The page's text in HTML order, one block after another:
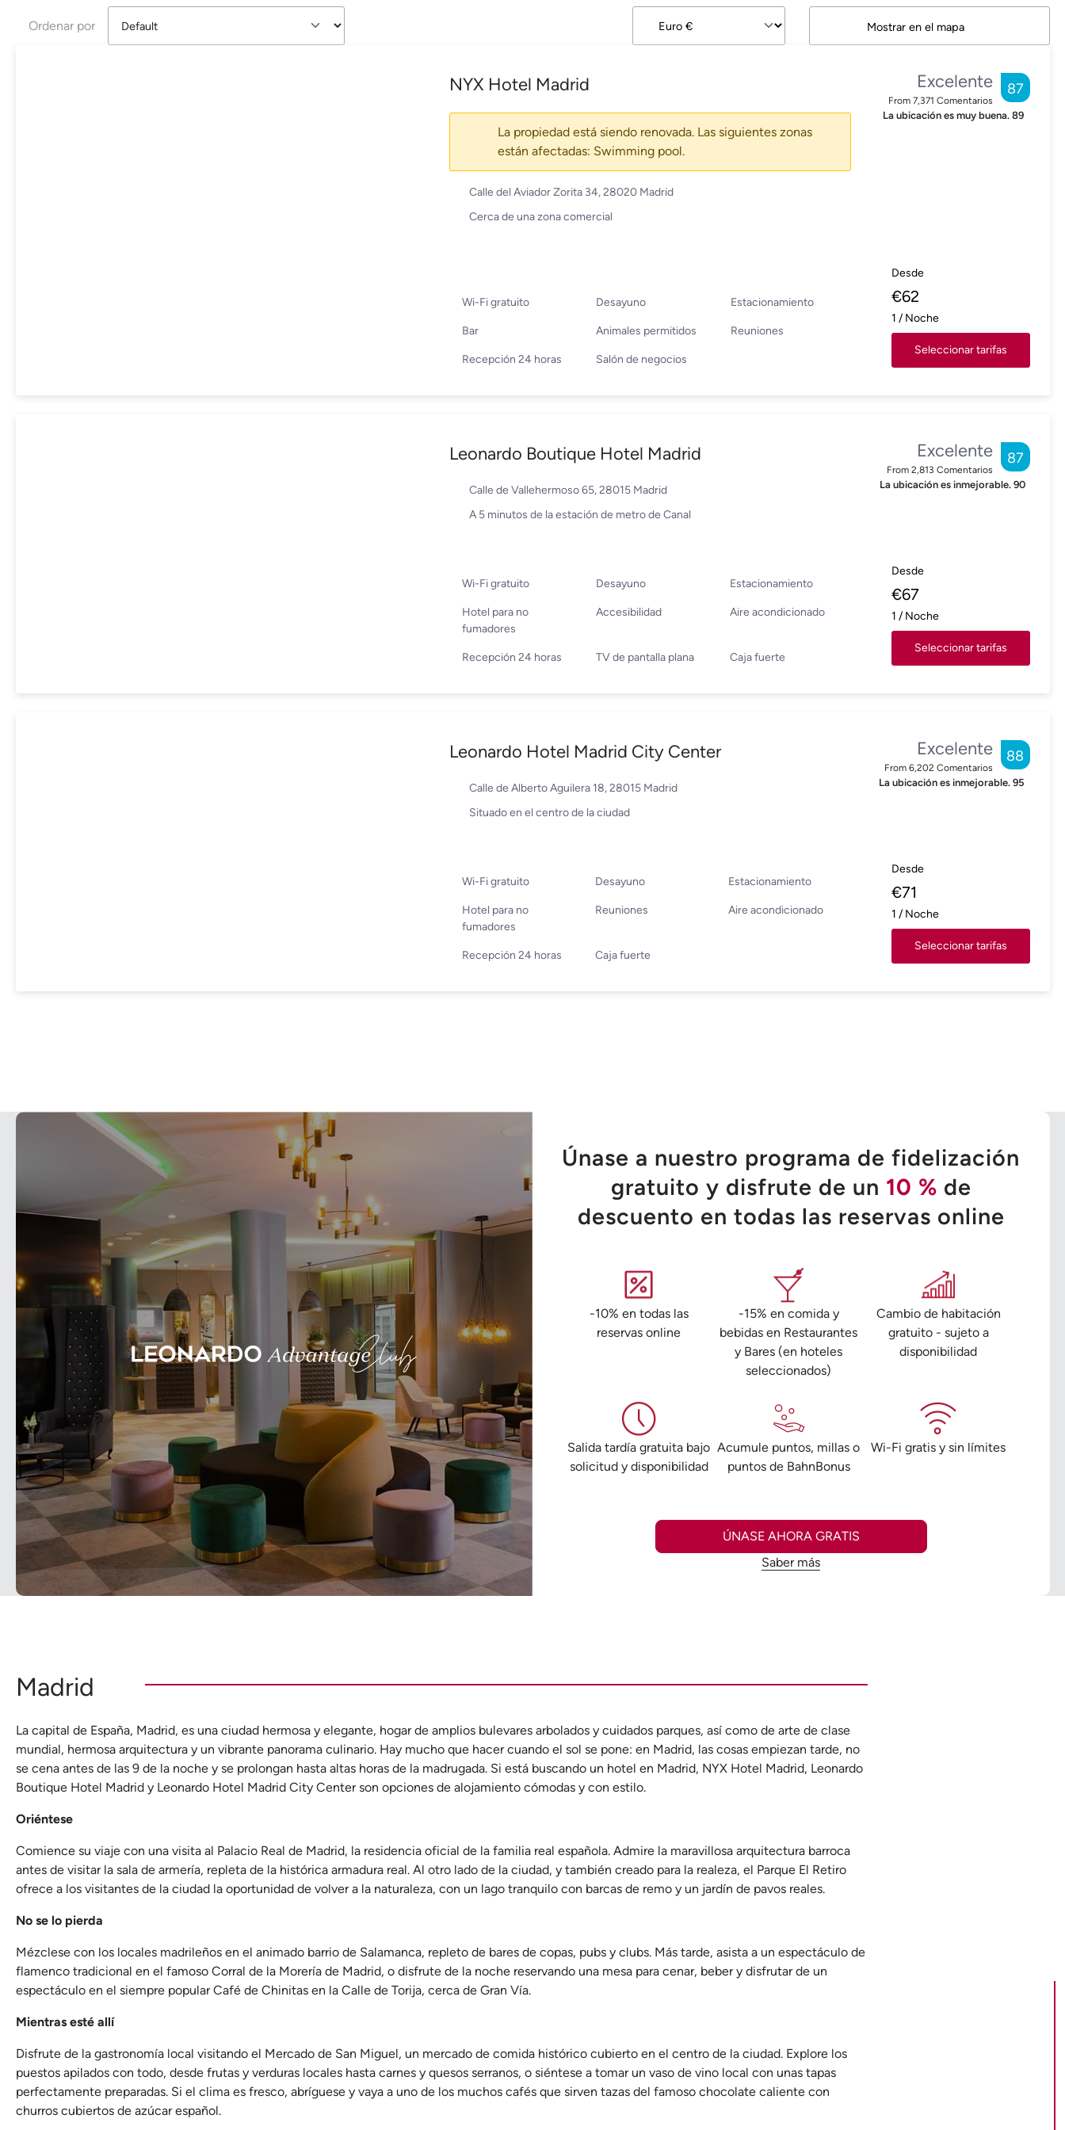
Ordenar por Mostrar en el mapa
NYX Hotel Madrid
La propiedad está siendo renovada. Las siguientes zonas
están afectadas: Swimming pool.
Calle del Aviador Zorita 34, 28020 Madrid
Cerca de una zona comercial
Excelente
From 7,371 Comentarios
87
La ubicación es muy buena. 89
Wi-Fi gratuito Desayuno Estacionamiento
Bar Animales permitidos Reuniones
Recepción 24 horas Salón de negocios
Desde
€62
1 / Noche
Seleccionar tarifas
Leonardo Boutique Hotel Madrid
Calle de Vallehermoso 65, 28015 Madrid
A 5 minutos de la estación de metro de Canal
Excelente
From 2,813 Comentarios
87
La ubicación es inmejorable. 90
Wi-Fi gratuito Desayuno Estacionamiento
Hotel para no
fumadores
Accesibilidad Aire acondicionado
Recepción 24 horas TV de pantalla plana Caja fuerte
Desde
€67
1 / Noche
Seleccionar tarifas
Leonardo Hotel Madrid City Center
Calle de Alberto Aguilera 18, 28015 Madrid
Situado en el centro de la ciudad
Excelente
From 6,202 Comentarios
88
La ubicación es inmejorable. 95
Wi-Fi gratuito Desayuno Estacionamiento
Hotel para no
fumadores
Reuniones Aire acondicionado
Recepción 24 horas Caja fuerte
Desde
€71
1 / Noche
Seleccionar tarifas
Únase a nuestro programa de fidelización
gratuito y disfrute de un 10 % de
descuento en todas las reservas online
-10% en todas las
reservas online
-15% en comida y
bebidas en Restaurantes
y Bares (en hoteles
seleccionados)
Cambio de habitación
gratuito - sujeto a
disponibilidad
Salida tardía gratuita bajo
solicitud y disponibilidad
Acumule puntos, millas o
puntos de BahnBonus
Wi-Fi gratis y sin límites
ÚNASE AHORA GRATIS
Saber más
Madrid
La capital de España, Madrid, es una ciudad hermosa y elegante, hogar de amplios bulevares arbolados y cuidados parques, así como de arte de clase
mundial, hermosa arquitectura y un vibrante panorama culinario. Hay mucho que hacer cuando el sol se pone: en Madrid, las cosas empiezan tarde, no
se cena antes de las 9 de la noche y se prolongan hasta altas horas de la madrugada. Si está buscando un hotel en Madrid, NYX Hotel Madrid, Leonardo
Boutique Hotel Madrid y Leonardo Hotel Madrid City Center son opciones de alojamiento cómodas y con estilo.
Oriéntese
Comience su viaje con una visita al Palacio Real de Madrid, la residencia oficial de la familia real española. Admire la maravillosa arquitectura barroca
antes de visitar la sala de armería, repleta de la histórica armadura real. Al otro lado de la ciudad, y también creado para la realeza, el Parque El Retiro
ofrece a los visitantes de la ciudad la oportunidad de volver a la naturaleza, con un lago tranquilo con barcas de remo y un jardín de pavos reales.
No se lo pierda
Mézclese con los locales madrileños en el animado barrio de Salamanca, repleto de bares de copas, pubs y clubs. Más tarde, asista a un espectáculo de
flamenco tradicional en el famoso Corral de la Morería de Madrid, o disfrute de la noche reservando una mesa para cenar, beber y disfrutar de un
espectáculo en el siempre popular Café de Chinitas en la Calle de Torija, cerca de Gran Vía.
Mientras esté allí
Disfrute de la gastronomía local visitando el Mercado de San Miguel, un mercado de comida histórico cubierto en el centro de la ciudad. Explore los
puestos apilados con todo, desde frutas y verduras locales hasta carnes y quesos serranos, o siéntese a tomar un vaso de vino local con unas tapas
perfectamente preparadas. Si el clima es fresco, abríguese y vaya a uno de los muchos cafés que sirven tazas del famoso chocolate caliente con
churros cubiertos de azúcar español.